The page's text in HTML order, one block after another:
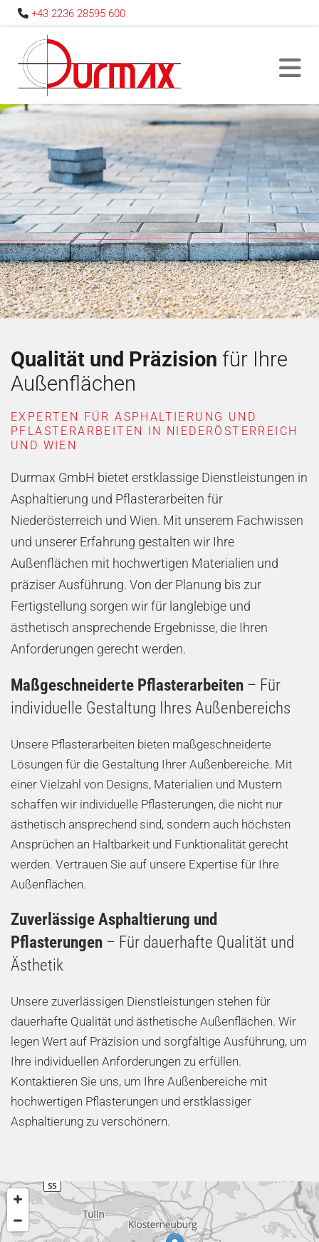
 +43 2236 28595 600
Qualität und Präzision für Ihre
Außenflächen
EXPERTEN FÜR ASPHALTIERUNG UND
PFLASTERARBEITEN IN NIEDERÖSTERREICH
UND WIEN
Durmax GmbH bietet erstklassige Dienstleistungen in
Asphaltierung und Pflasterarbeiten für
Niederösterreich und Wien. Mit unserem Fachwissen
und unserer Erfahrung gestalten wir Ihre
Außenflächen mit hochwertigen Materialien und
präziser Ausführung. Von der Planung bis zur
Fertigstellung sorgen wir für langlebige und
ästhetisch ansprechende Ergebnisse, die Ihren
Anforderungen gerecht werden.
Maßgeschneiderte Pflasterarbeiten – Für
individuelle Gestaltung Ihres Außenbereichs
Unsere Pflasterarbeiten bieten maßgeschneiderte
Lösungen für die Gestaltung Ihrer Außenbereiche. Mit
einer Vielzahl von Designs, Materialien und Mustern
schaffen wir individuelle Pflasterungen, die nicht nur
ästhetisch ansprechend sind, sondern auch höchsten
Ansprüchen an Haltbarkeit und Funktionalität gerecht
werden. Vertrauen Sie auf unsere Expertise für Ihre
Außenflächen.
Zuverlässige Asphaltierung und
Pflasterungen – Für dauerhafte Qualität und
Ästhetik
Unsere zuverlässigen Dienstleistungen stehen für
dauerhafte Qualität und ästhetische Außenflächen. Wir
legen Wert auf Präzision und sorgfältige Ausführung, um
Ihre individuellen Anforderungen zu erfüllen.
Kontaktieren Sie uns, um Ihre Außenbereiche mit
hochwertigen Pflasterungen und erstklassiger
Asphaltierung zu verschönern.